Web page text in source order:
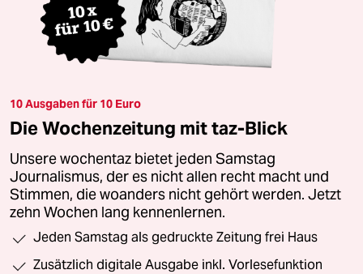
10 Ausgaben für 10 Euro
Die Wochenzeitung mit taz-Blick
Unsere wochentaz bietet jeden Samstag
Journalismus, der es nicht allen recht macht und
Stimmen, die woanders nicht gehört werden. Jetzt
zehn Wochen lang kennenlernen.
Jeden Samstag als gedruckte Zeitung frei Haus
Zusätzlich digitale Ausgabe inkl. Vorlesefunktion